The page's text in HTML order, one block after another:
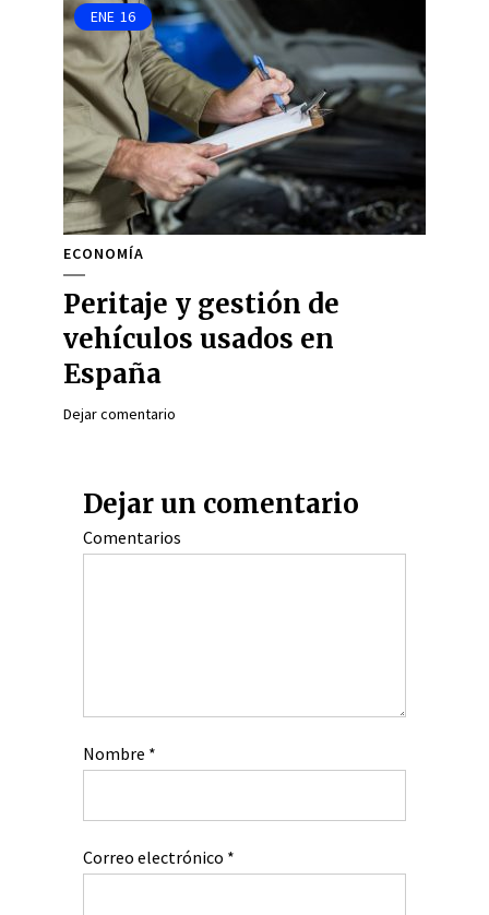
ENE 16
ECONOMÍA
Peritaje y gestión de
vehículos usados en
España
Dejar comentario
Dejar un comentario
Comentarios
Nombre *
Correo electrónico *